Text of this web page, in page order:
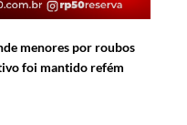
menores por roubos
foi mantido refém